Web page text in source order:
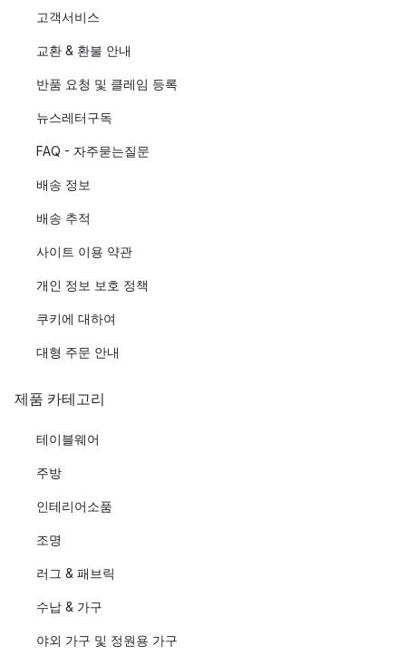
고객서비스
교환 & 환불 안내
반품 요청 및 클레임 등록
뉴스레터구독
FAQ - 자주묻는질문
배송 정보
배송 추적
사이트 이용 약관
개인 정보 보호 정책
쿠키에 대하여
대형 주문 안내
제품 카테고리
테이블웨어
주방
인테리어소품
조명
러그 & 패브릭
수납 & 가구
야외 가구 및 정원용 가구